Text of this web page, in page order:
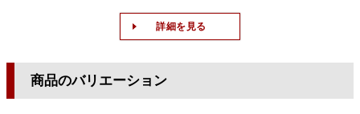
詳細を見る
商品のバリエーション